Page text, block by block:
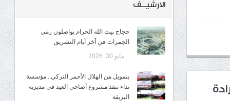
الارشيــف
حجاج بيت الله الحرام يواصلون رمي
الجمرات في آخر أيام التشريق
مايو 30, 2026
بتمويل من الهلال الأحمر التركي.. مؤسسة
نداء تنفذ مشروع أضاحي العيد في مديرية
البريقة